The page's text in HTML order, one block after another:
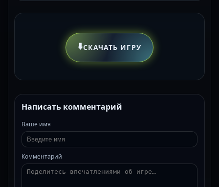
⬇️СКАЧАТЬ ИГРУ
Написать комментарий
Ваше имя
Комментарий